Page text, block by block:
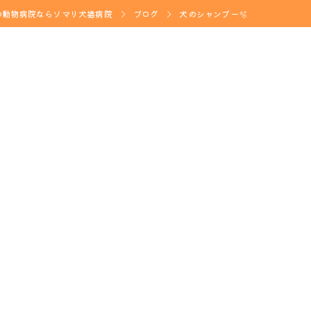
物病院ならソマリ犬猫病院 ブログ 犬のシャンプー🫧